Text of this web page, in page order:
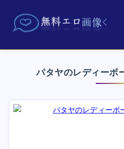
パタヤのレディーボ